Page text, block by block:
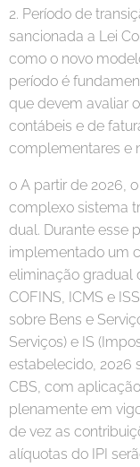
2. Período de
sancionada a Lei
como o novo
período é
que devem avaliar
contábeis e de
complementares e
o A partir de 2026,
complexo sistema
dual. Durante esse
implementado um
eliminação gradual
COFINS, ICMS e
sobre Bens e
Serviços) e IS
estabelecido, 2026
CBS, com
plenamente em
de vez as
alíquotas do IPI